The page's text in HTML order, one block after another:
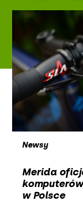
Newsy
Merida
w Polsce